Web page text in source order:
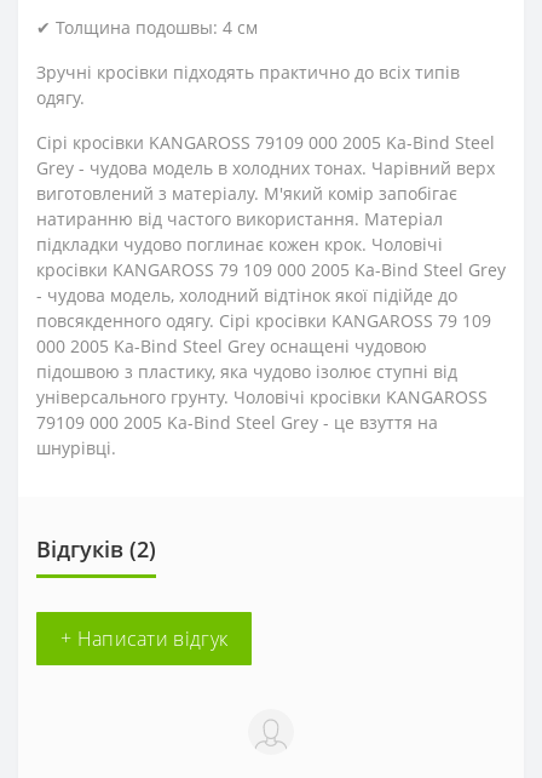
✔ Толщина подошвы: 4 см
Зручні кросівки підходять практично до всіх типів
одягу.
Сірі кросівки KANGAROSS 79109 000 2005 Ka-Bind Steel
Grey - чудова модель в холодних тонах. Чарівний верх
виготовлений з матеріалу. М'який комір запобігає
натиранню від частого використання. Матеріал
підкладки чудово поглинає кожен крок. Чоловічі
кросівки KANGAROSS 79 109 000 2005 Ka-Bind Steel Grey
- чудова модель, холодний відтінок якої підійде до
повсякденного одягу. Сірі кросівки KANGAROSS 79 109
000 2005 Ka-Bind Steel Grey оснащені чудовою
підошвою з пластику, яка чудово ізолює ступні від
універсального грунту. Чоловічі кросівки KANGAROSS
79109 000 2005 Ka-Bind Steel Grey - це взуття на
шнурівці.
Відгуків (2)
+ Написати відгук